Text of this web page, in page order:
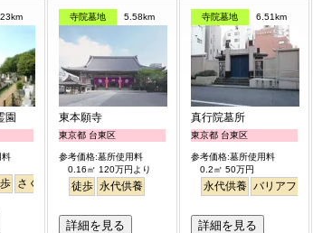
園
料
さくら
寺院墓地 5.58km
東本願寺
東京都 台東区
参考価格:墓所使用料
0.16㎡ 120万円より
徒歩 永代供養
詳細を見る
寺院墓地 6.51km
真行院墓所
東京都 台東区
参考価格:墓所使用料
0.2㎡ 50万円
永代供養 バリアフリー
詳細を見る